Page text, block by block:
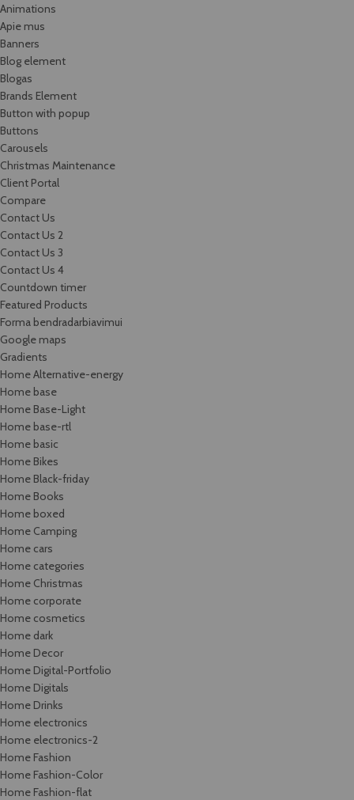
Animations
Apie mus
Banners
Blog element
Blogas
Brands Element
Button with popup
Buttons
Carousels
Christmas Maintenance
Client Portal
Compare
Contact Us
Contact Us 2
Contact Us 3
Contact Us 4
Countdown timer
Featured Products
Forma bendradarbiavimui
Google maps
Gradients
Home Alternative-energy
Home base
Home Base-Light
Home base-rtl
Home basic
Home Bikes
Home Black-friday
Home Books
Home boxed
Home Camping
Home cars
Home categories
Home Christmas
Home corporate
Home cosmetics
Home dark
Home Decor
Home Digital-Portfolio
Home Digitals
Home Drinks
Home electronics
Home electronics-2
Home Fashion
Home Fashion-Color
Home Fashion-flat